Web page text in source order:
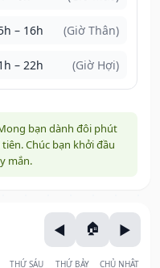
– 16h (Giờ Thân)
– 22h (Giờ Hợi)
bạn dành đôi phút
Chúc bạn khởi đầu
mắn.
THỨ SÁU THỨ BẢY CHỦ NHẬT